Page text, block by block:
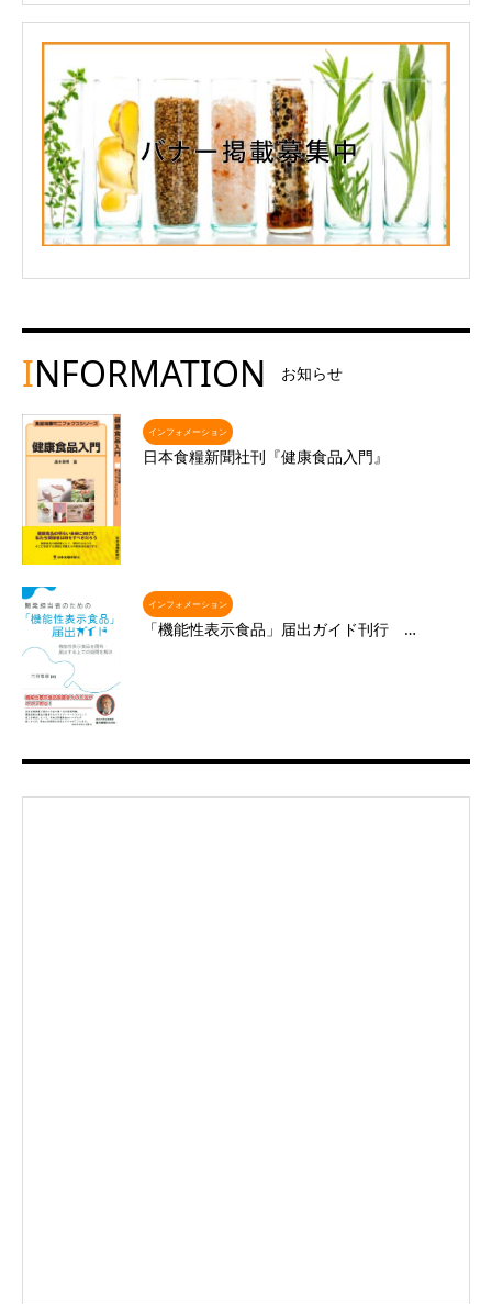
INFORMATION お知らせ
インフォメーション
日本食糧新聞社刊『健康食品入門』
インフォメーション
「機能性表示食品」届出ガイド刊行 …